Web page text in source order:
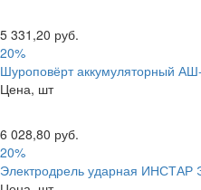
5 331,20 руб.
20%
Шуроповёрт аккумуляторный
Цена, шт
6 028,80 руб.
20%
Электродрель ударная ИНСТАР